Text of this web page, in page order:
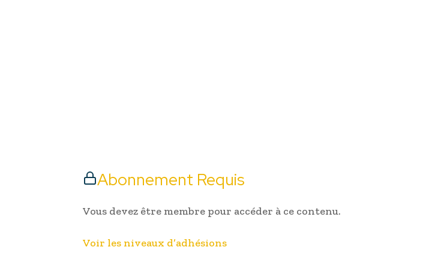
Abonnement Requis
Vous devez être membre pour accéder à ce contenu.
Voir les niveaux d’adhésions